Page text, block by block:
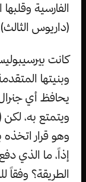
الفارسية
(داريوس
كانت
وبنيتها
يحافظ أي
ويتمتع به، لكن
وهو قرار
إذاً، ما الذي
الطريقة؟ وفقاً